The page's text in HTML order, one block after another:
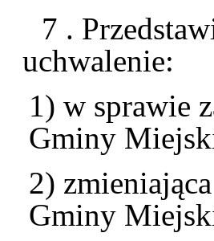
7 .
uchwalenie:
1) w sprawie
Gminy
2)
Gminy